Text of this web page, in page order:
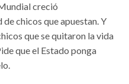
creció
chicos que apuestan. Y
que se quitaron la vida
que el Estado ponga